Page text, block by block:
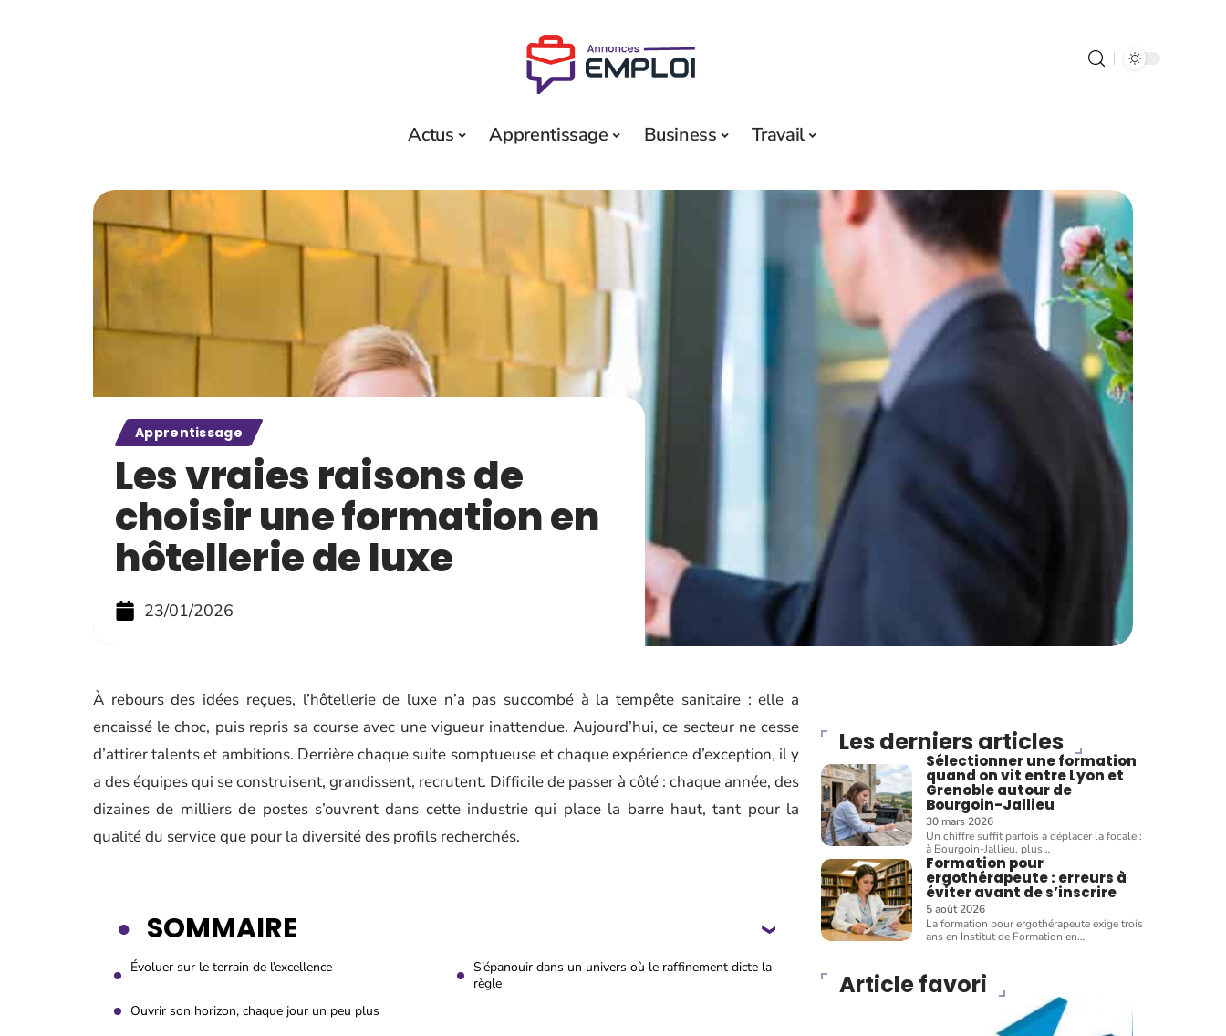
Actus Apprentissage Business Travail
Apprentissage
Les vraies raisons de
choisir une formation en
hôtellerie de luxe
23/01/2026
À rebours des idées reçues, l’hôtellerie de luxe n’a pas succombé à la tempête sanitaire : elle a
encaissé le choc, puis repris sa course avec une vigueur inattendue. Aujourd’hui, ce secteur ne cesse
d’attirer talents et ambitions. Derrière chaque suite somptueuse et chaque expérience d’exception, il y
a des équipes qui se construisent, grandissent, recrutent. Difficile de passer à côté : chaque année, des
dizaines de milliers de postes s’ouvrent dans cette industrie qui place la barre haut, tant pour la
qualité du service que pour la diversité des profils recherchés.
SOMMAIRE
Évoluer sur le terrain de l’excellence
S’épanouir dans un univers où le raffinement dicte la
règle
Ouvrir son horizon, chaque jour un peu plus
Les derniers articles
Sélectionner une formation
quand on vit entre Lyon et
Grenoble autour de
Bourgoin-Jallieu
30 mars 2026
Un chiffre suffit parfois à déplacer la focale :
à Bourgoin-Jallieu, plus…
Formation pour
ergothérapeute : erreurs à
éviter avant de s’inscrire
5 août 2026
La formation pour ergothérapeute exige trois
ans en Institut de Formation en…
Article favori